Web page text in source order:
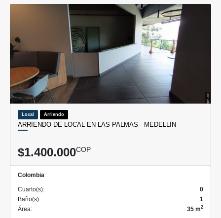
Local Arriendo
ARRIENDO DE LOCAL EN LAS PALMAS - MEDELLÍN
$1.400.000COP
Colombia
Cuarto(s):
0
Baño(s):
1
Área:
35 m2